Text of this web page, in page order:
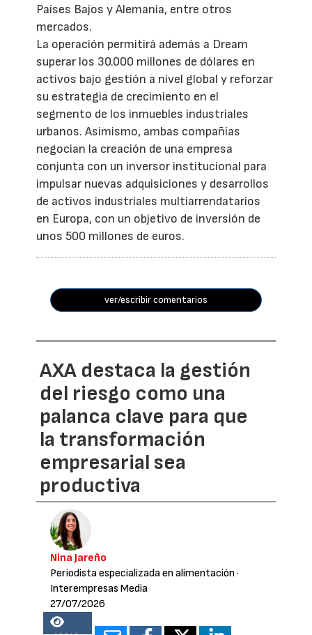
Países Bajos y Alemania, entre otros
mercados.
La operación permitirá además a Dream
superar los 30.000 millones de dólares en
activos bajo gestión a nivel global y reforzar
su estrategia de crecimiento en el
segmento de los inmuebles industriales
urbanos. Asimismo, ambas compañías
negocian la creación de una empresa
conjunta con un inversor institucional para
impulsar nuevas adquisiciones y desarrollos
de activos industriales multiarrendatarios
en Europa, con un objetivo de inversión de
unos 500 millones de euros.
ver/escribir comentarios
AXA destaca la gestión
del riesgo como una
palanca clave para que
la transformación
empresarial sea
productiva
Nina Jareño
Periodista especializada en alimentación ·
Interempresas Media
27/07/2026